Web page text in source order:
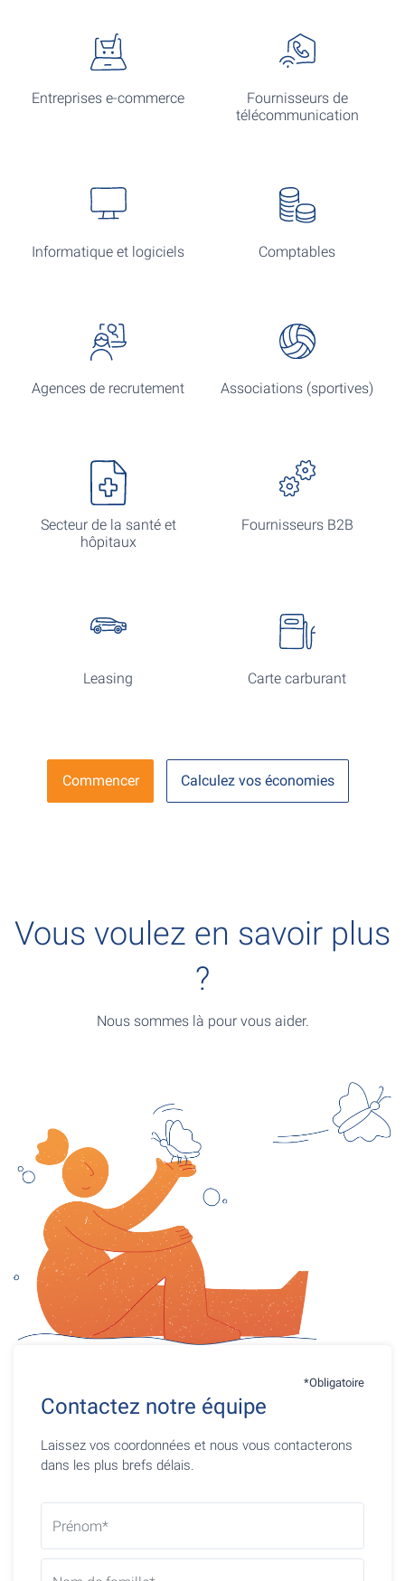
Entreprises e-commerce
Fournisseurs de
télécommunication
Informatique et logiciels Comptables
Agences de recrutement Associations (sportives)
Secteur de la santé et
hôpitaux
Fournisseurs B2B
Leasing Carte carburant
Commencer Calculez vos économies
Vous voulez en savoir plus
?
Nous sommes là pour vous aider.
*Obligatoire
Contactez notre équipe
Laissez vos coordonnées et nous vous contacterons
dans les plus brefs délais.